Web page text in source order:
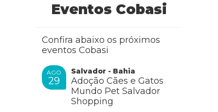
Eventos Cobasi
Confira abaixo os próximos
eventos Cobasi
AGO
29
Salvador - Bahia
Adoção Cães e Gatos
Mundo Pet Salvador
Shopping